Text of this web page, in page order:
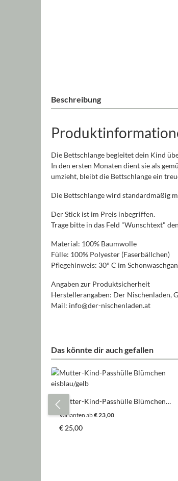
Beschreibung
Die Bettschlange begleitet dein Kind
In den ersten Monaten dient sie als
umzieht, bleibt die Bettschlange ein
Die Bettschlange wird standardmäßig
Der Stick ist im Preis inbegriffen.
Trage bitte in das Feld "Wunschtext"
Material: 100% Baumwolle
Fülle: 100% Polyester (Faserbällchen)
Pflegehinweis: 30° C im
Angaben zur Produktsicherheit
Herstellerangaben: Der Nischenladen,
Mail: info@der-nischenladen.at
Das könnte dir auch gefallen
Produktgalerie überspringen
Mutter-Kind-Passhülle Blümchen
eisblau/gelb
Varianten ab€ 23,00
Regulärer Preis:
€ 25,00